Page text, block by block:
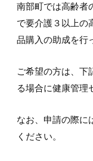
南部町では高齢者
で要介護３以上の
品購入の助成を行
ご希望の方は、下
る場合に健康管理
なお、申請の際に
ください。